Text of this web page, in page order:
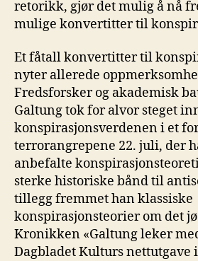
retorikk, gjør det mulig å nå
mulige konvertitter til
Et fåtall konvertitter til
nyter allerede
Fredsforsker og akademisk
Galtung tok for alvor steget
konspirasjonsverdenen i et
terrorangrepene 22. juli, der
anbefalte
sterke historiske bånd til
tillegg fremmet han klassiske
konspirasjonsteorier om det
Kronikken «Galtung leker
Dagbladet Kulturs nettutgave